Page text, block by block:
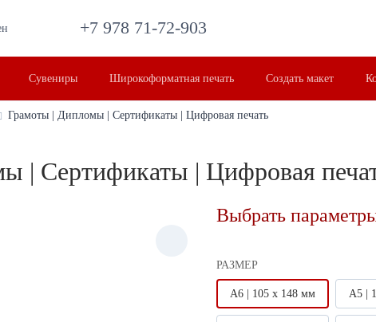
+7 978 71-72-903
Сувениры Широкоформатная печать Создать макет
Грамоты | Дипломы | Сертификаты | Цифровая печать
| Сертификаты | Цифровая
Выбрать парамет
РАЗМЕР
А6 | 105 х 148 мм А5 |